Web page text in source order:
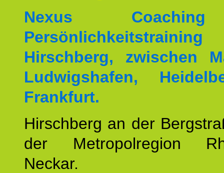
Nexus
Hirschberg, zwischen
Ludwigshafen,
Frankfurt.
Hirschberg an der
der Metropolregion
Neckar.